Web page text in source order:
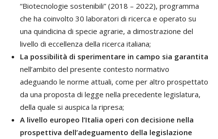
“Biotecnologie sostenibili” (2018 – 2022), programma
che ha coinvolto 30 laboratori di ricerca e operato su
una quindicina di specie agrarie, a dimostrazione del
livello di eccellenza della ricerca italiana;
La possibilità di sperimentare in campo sia garantita
nell’ambito del presente contesto normativo
adeguando le norme attuali, come per altro prospettato
da una proposta di legge nella precedente legislatura,
della quale si auspica la ripresa;
A livello europeo l’Italia operi con decisione nella
prospettiva dell’adeguamento della legislazione